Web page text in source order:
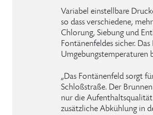
Variabel einstellbare
so dass verschiedene,
Chlorung, Siebung und
Fontänenfeldes sicher.
Umgebungstemperaturen
„Das Fontänenfeld sorgt
Schloßstraße. Der
nur die
zusätzliche Abkühlung in